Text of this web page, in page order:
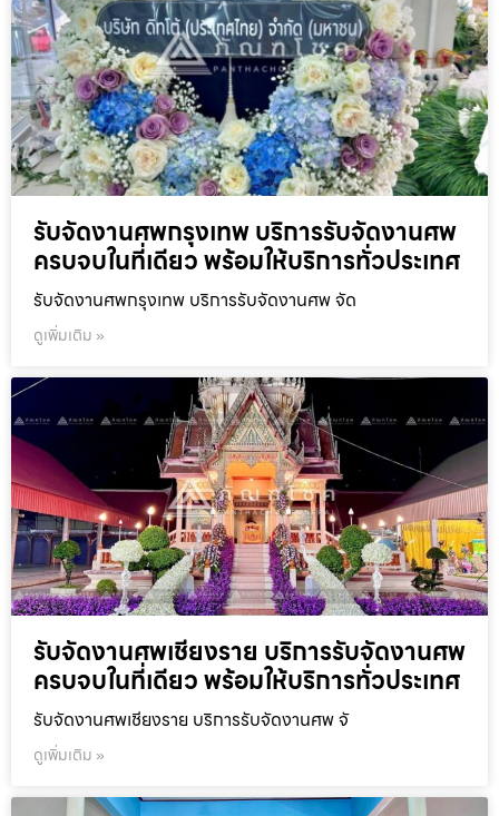
รับจัดงานศพกรุงเทพ บริการรับจัดงานศพ
ครบจบในที่เดียว พร้อมให้บริการทั่วประเทศ
รับจัดงานศพกรุงเทพ บริการรับจัดงานศพ จัด
ดูเพิ่มเติม »
รับจัดงานศพเชียงราย บริการรับจัดงานศพ
ครบจบในที่เดียว พร้อมให้บริการทั่วประเทศ
รับจัดงานศพเชียงราย บริการรับจัดงานศพ จั
ดูเพิ่มเติม »